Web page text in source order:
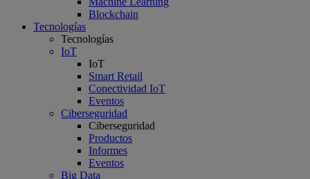
Blockchain
Tecnologías
Tecnologías
IoT
IoT
Smart Retail
Conectividad IoT
Eventos
Ciberseguridad
Ciberseguridad
Productos
Informes
Eventos
Big Data